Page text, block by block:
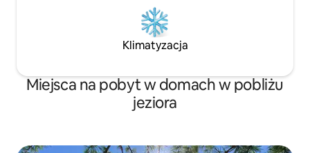
Klimatyzacja
Miejsca na pobyt w domach w pobliżu
jeziora